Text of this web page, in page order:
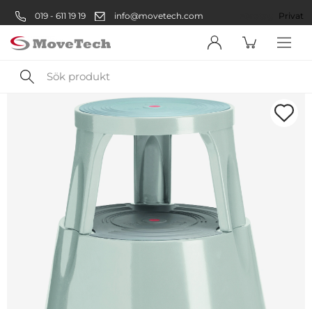
019 - 611 19 19 info@movetech.com Privat
Sök
produkt
Välkommen! Välj hur du vill
handla:
Företag